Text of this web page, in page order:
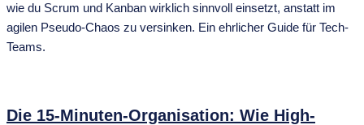
wie du Scrum und Kanban wirklich sinnvoll einsetzt, anstatt im
agilen Pseudo-Chaos zu versinken. Ein ehrlicher Guide für Tech-
Teams.
Die 15-Minuten-Organisation: Wie High-